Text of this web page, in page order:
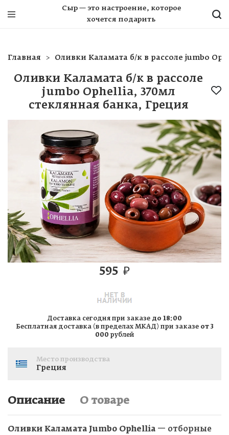
Сыр — это настроение, которое
хочется подарить
Главная Оливки Каламата б/к в рассоле jumbo
Оливки Каламата б/к в рассоле
jumbo Ophellia, 370мл
стеклянная банка, Греция
595 ₽
Доставка сегодня при заказе до 18:00
Бесплатная доставка (в пределах МКАД) при заказе от 3
000 рублей
Место производства
Греция
Описание О товаре
Оливки Каламата Jumbo Ophellia — отборные